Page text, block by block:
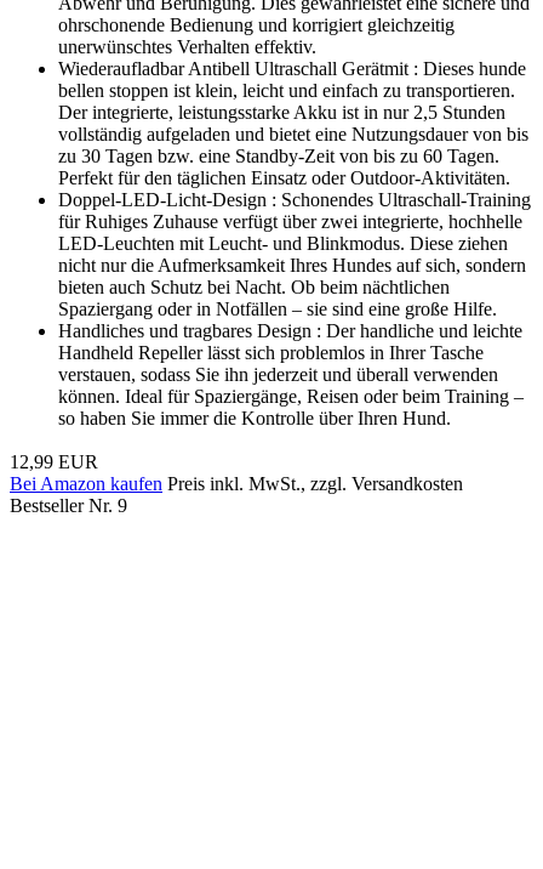
ohrschonende Bedienung und korrigiert gleichzeitig
unerwünschtes Verhalten effektiv.
Wiederaufladbar Antibell Ultraschall Gerätmit : Dieses hunde
bellen stoppen ist klein, leicht und einfach zu transportieren.
Der integrierte, leistungsstarke Akku ist in nur 2,5 Stunden
vollständig aufgeladen und bietet eine Nutzungsdauer von bis
zu 30 Tagen bzw. eine Standby-Zeit von bis zu 60 Tagen.
Perfekt für den täglichen Einsatz oder Outdoor-Aktivitäten.
Doppel-LED-Licht-Design : Schonendes Ultraschall-Training
für Ruhiges Zuhause verfügt über zwei integrierte, hochhelle
LED-Leuchten mit Leucht- und Blinkmodus. Diese ziehen
nicht nur die Aufmerksamkeit Ihres Hundes auf sich, sondern
bieten auch Schutz bei Nacht. Ob beim nächtlichen
Spaziergang oder in Notfällen – sie sind eine große Hilfe.
Handliches und tragbares Design : Der handliche und leichte
Handheld Repeller lässt sich problemlos in Ihrer Tasche
verstauen, sodass Sie ihn jederzeit und überall verwenden
können. Ideal für Spaziergänge, Reisen oder beim Training –
so haben Sie immer die Kontrolle über Ihren Hund.
12,99 EUR
Bei Amazon kaufen Preis inkl. MwSt., zzgl. Versandkosten
Bestseller Nr. 9